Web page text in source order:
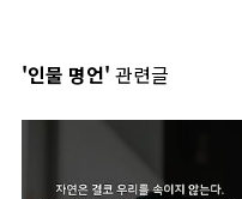
'인물 명언' 관련글